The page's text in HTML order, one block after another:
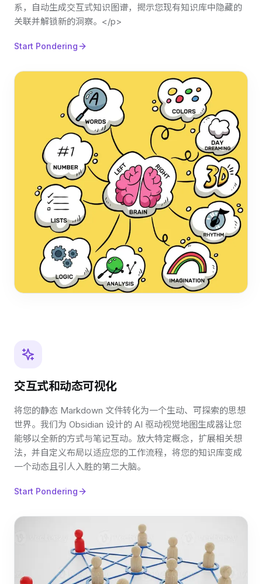
系，自动生成交互式知识图谱，揭示您现有知识库中隐藏的
关联并解锁新的洞察。</p>
Start Pondering
交互式和动态可视化
将您的静态 Markdown 文件转化为一个生动、可探索的思想
世界。我们为 Obsidian 设计的 AI 驱动视觉地图生成器让您
能够以全新的方式与笔记互动。放大特定概念，扩展相关想
法，并自定义布局以适应您的工作流程，将您的知识库变成
一个动态且引人入胜的第二大脑。
Start Pondering